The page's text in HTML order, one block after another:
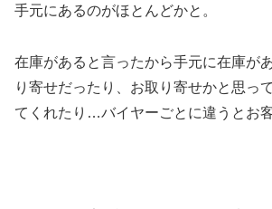
手元にあるのがほとんどかと。
在庫があると言ったから手元に在庫が
り寄せだったり、お取り寄せかと思っ
てくれたり…バイヤーごとに違うとお